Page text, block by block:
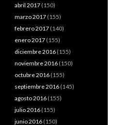
abril 2017 (150)
marzo 2017 (155)
febrero 2017 (140)
enero 2017 (155)
diciembre 2016 (155)
noviembre 2016 (150)
octubre 2016 (155)
septiembre 2016 (145)
agosto 2016 (155)
julio 2016 (155)
junio 2016 (150)